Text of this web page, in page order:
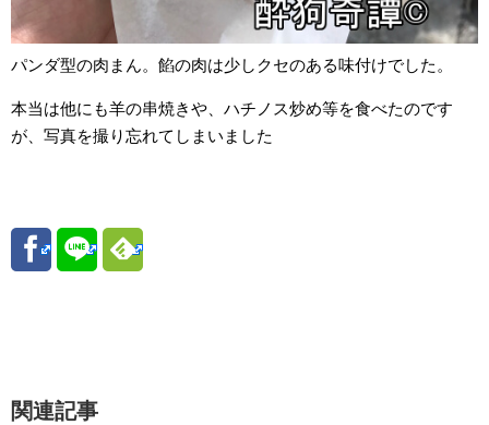
パンダ型の肉まん。餡の肉は少しクセのある味付けでした。
本当は他にも羊の串焼きや、ハチノス炒め等を食べたのです
が、写真を撮り忘れてしまいました
関連記事